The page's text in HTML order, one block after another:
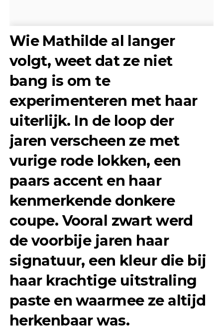
Wie Mathilde al langer
volgt, weet dat ze niet
bang is om te
experimenteren met haar
uiterlijk. In de loop der
jaren verscheen ze met
vurige rode lokken, een
paars accent en haar
kenmerkende donkere
coupe. Vooral zwart werd
de voorbije jaren haar
signatuur, een kleur die bij
haar krachtige uitstraling
paste en waarmee ze altijd
herkenbaar was.